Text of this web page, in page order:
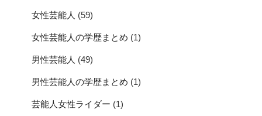
女性芸能人 (59)
女性芸能人の学歴まとめ (1)
男性芸能人 (49)
男性芸能人の学歴まとめ (1)
芸能人女性ライダー (1)